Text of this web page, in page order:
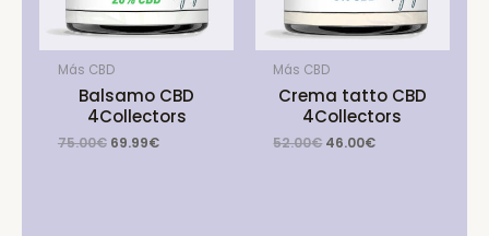
Más CBD
Balsamo CBD
4Collectors
75.00€ Original
69.99€Current
Más CBD
Crema tatto CBD
4Collectors
52.00€ Original
46.00€Current